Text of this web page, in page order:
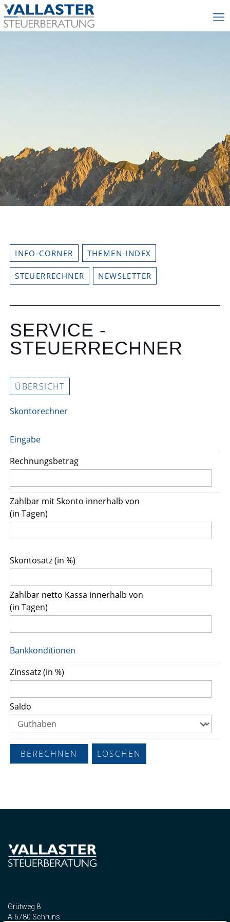
INFO-CORNER THEMEN-INDEX
STEUERRECHNER NEWSLETTER
SERVICE -
STEUERRECHNER
ÜBERSICHT
Skontorechner
Eingabe
Rechnungsbetrag
Zahlbar mit Skonto innerhalb von
(in Tagen)
Skontosatz (in %)
Zahlbar netto Kassa innerhalb von
(in Tagen)
Bankkonditionen
Zinssatz (in %)
Saldo
Grütweg 8
A-6780 Schruns